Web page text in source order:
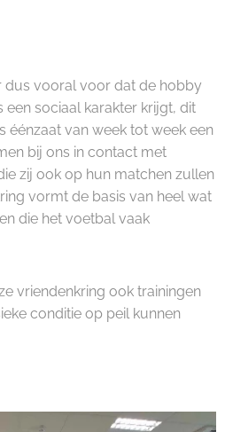
dus vooral voor dat de hobby
sociaal karakter krijgt, dit
éénzaat van week tot week een
bij ons in contact met
zij ook op hun matchen zullen
vormt de basis van heel wat
die het voetbal vaak
vriendenkring ook trainingen
conditie op peil kunnen